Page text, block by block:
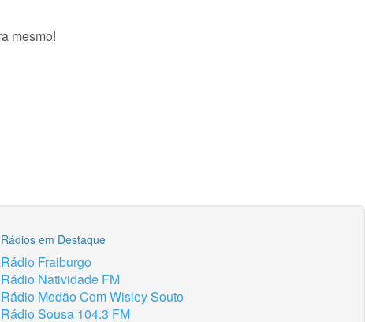
mesmo!
Rádios em Destaque
Rádio Fraiburgo
Rádio Natividade FM
Rádio Modão Com Wisley Souto
Rádio Sousa 104.3 FM